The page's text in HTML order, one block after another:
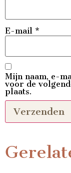
E-mail *
Mijn naam, e-
voor de
plaats.